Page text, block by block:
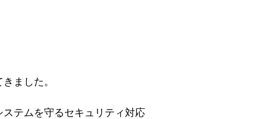
ました。
テムを守るセキュリティ対応